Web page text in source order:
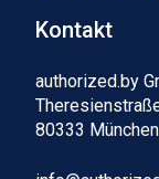
Kontakt
authorized.by
80333 München